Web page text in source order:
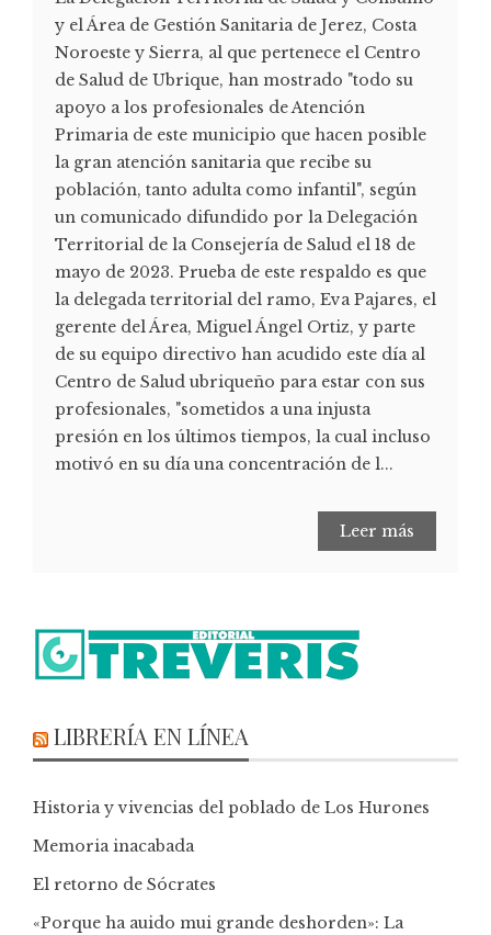
y el Área de Gestión Sanitaria de Jerez, Costa
Noroeste y Sierra, al que pertenece el Centro
de Salud de Ubrique, han mostrado "todo su
apoyo a los profesionales de Atención
Primaria de este municipio que hacen posible
la gran atención sanitaria que recibe su
población, tanto adulta como infantil", según
un comunicado difundido por la Delegación
Territorial de la Consejería de Salud el 18 de
mayo de 2023. Prueba de este respaldo es que
la delegada territorial del ramo, Eva Pajares, el
gerente del Área, Miguel Ángel Ortiz, y parte
de su equipo directivo han acudido este día al
Centro de Salud ubriqueño para estar con sus
profesionales, "sometidos a una injusta
presión en los últimos tiempos, la cual incluso
motivó en su día una concentración de l...
Leer más
LIBRERÍA EN LÍNEA
Historia y vivencias del poblado de Los Hurones
Memoria inacabada
El retorno de Sócrates
«Porque ha auido mui grande deshorden»: La